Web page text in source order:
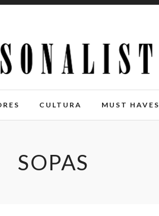
CULTURA MUST HAVES
SOPAS